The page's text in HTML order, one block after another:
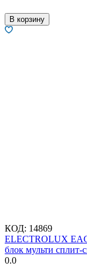
В корзину
КОД: 14869
ELECTROLUX
блок мульти сплит-
0.0